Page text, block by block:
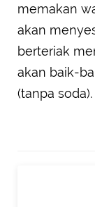
memakan
akan
berteriak
akan baik-
(tanpa soda).